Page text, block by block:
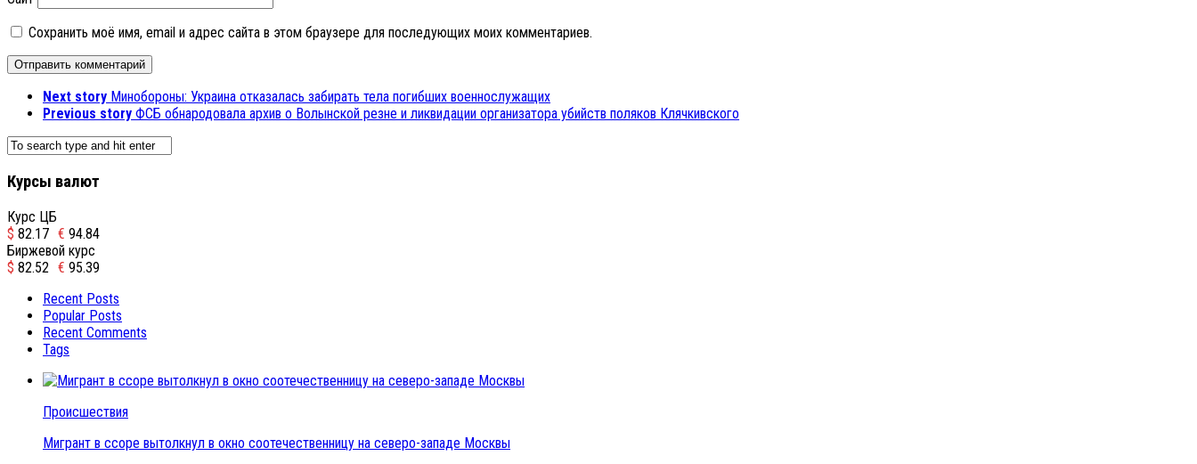
Сохранить моё имя, email и адрес сайта в этом браузере для последующих моих комментариев.
Next story Минобороны: Украина отказалась забирать тела погибших военнослужащих
Previous story ФСБ обнародовала архив о Волынской резне и ликвидации организатора убийств поляков Клячкивского
Курсы валют
Курс ЦБ
$ 82.17 € 94.84
Биржевой курс
$ 82.52 € 95.39
Recent Posts
Popular Posts
Recent Comments
Tags
Происшествия
Мигрант в ссоре вытолкнул в окно соотечественницу на северо-западе Москвы